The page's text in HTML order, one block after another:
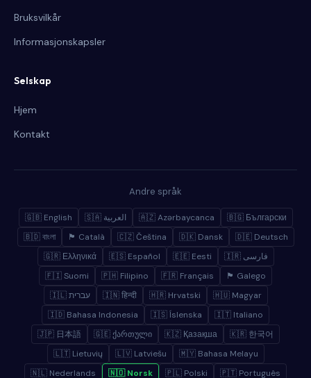
Bruksvilkår
Informasjonskapsler
Selskap
Hjem
Kontakt
Andre språk
🇬🇧 English 🇸🇦 العربية 🇦🇿 Azərbaycanca
🇧🇬 Български
🇧🇩 বাংলা
🏴 Català 🇨🇿 Čeština 🇩🇰 Dansk
🇩🇪 Deutsch
🇬🇷 Ελληνικά
🇪🇸 Español 🇪🇪 Eesti
🇮🇷 فارسی
🇫🇮 Suomi
🇵🇭 Filipino 🇫🇷 Français
🏴 Galego
🇮🇱 עברית
🇮🇳 हिन्दी 🇭🇷 Hrvatski
🇭🇺 Magyar
🇮🇩 Bahasa Indonesia
🇮🇸 Íslenska
🇮🇹 Italiano
🇯🇵 日本語
🇬🇪 ქართული 🇰🇿 Қазақша
🇰🇷 한국어
🇱🇹 Lietuvių
🇱🇻 Latviešu
🇲🇾 Bahasa Melayu
🇳🇱 Nederlands
🇳🇴 Norsk 🇵🇱 Polski 🇵🇹 Português